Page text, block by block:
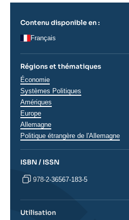
Contenu disponible en :
Français
Régions et thématiques
Thématiques
analyses
Économie
Systèmes Politiques
Régions
Amériques
Europe
Allemagne
Politique étrangère de l'Allemagne
ISBN / ISSN
978-2-36567-183-5
Utilisation